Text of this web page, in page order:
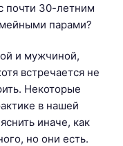
почти 30-летним
парами?
и мужчиной,
встречается не
Некоторые
в нашей
иначе, как
но они есть.